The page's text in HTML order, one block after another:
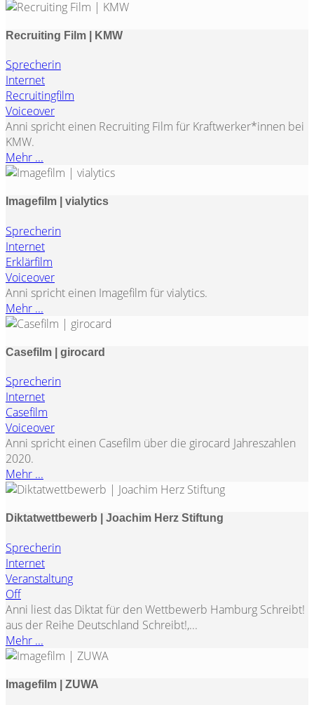
Recruiting Film | KMW
Sprecherin
Internet
Recruitingfilm
Voiceover
Anni spricht einen Recruiting Film für Kraftwerker*innen bei
KMW.
Mehr ...
Imagefilm | vialytics
Sprecherin
Internet
Erklärfilm
Voiceover
Anni spricht einen Imagefilm für vialytics.
Mehr ...
Casefilm | girocard
Sprecherin
Internet
Casefilm
Voiceover
Anni spricht einen Casefilm über die girocard Jahreszahlen
2020.
Mehr ...
Diktatwettbewerb | Joachim Herz Stiftung
Sprecherin
Internet
Veranstaltung
Off
Anni liest das Diktat für den Wettbewerb Hamburg Schreibt!
aus der Reihe Deutschland Schreibt!,...
Mehr ...
Imagefilm | ZUWA